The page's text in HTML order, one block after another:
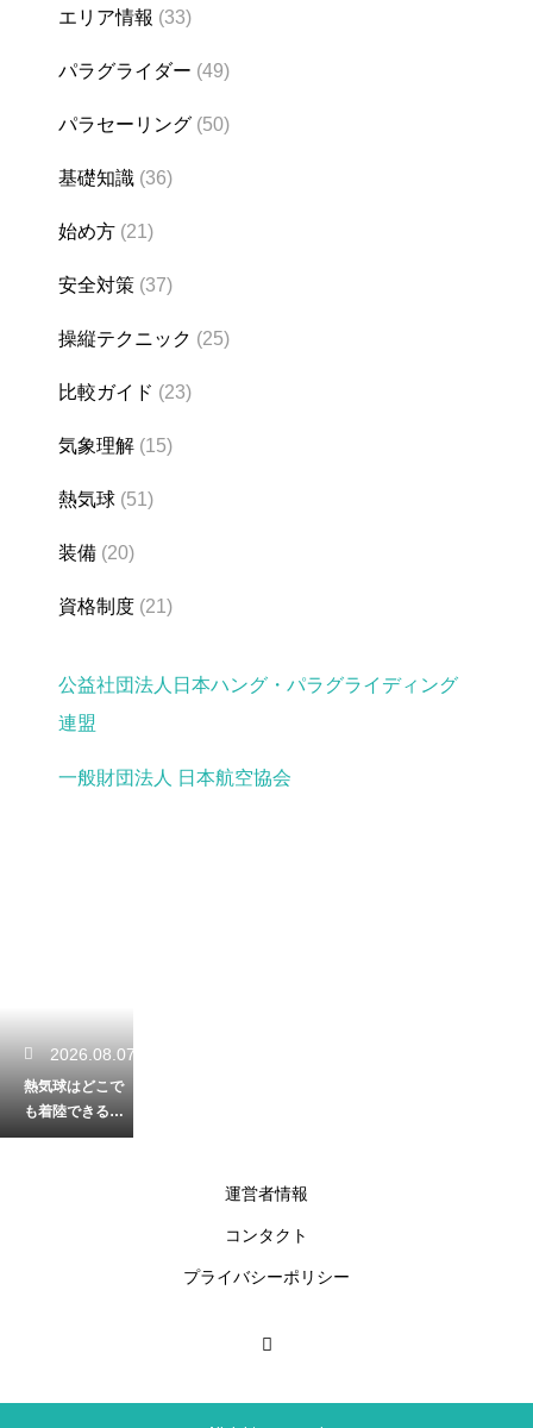
エリア情報 (33)
パラグライダー (49)
パラセーリング (50)
基礎知識 (36)
始め方 (21)
安全対策 (37)
操縦テクニック (25)
比較ガイド (23)
気象理解 (15)
熱気球 (51)
装備 (20)
資格制度 (21)
公益社団法人日本ハング・パラグライディング
連盟
一般財団法人 日本航空協会
2026.08.07
熱気球はどこで
も着陸できる
の？着陸場所が
図
運営者情報
コンタクト
プライバシーポリシー